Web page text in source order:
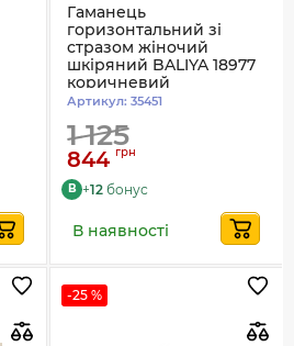
Гаманець
горизонтальний зі
стразом жіночий
шкіряний BALIYA 18977
коричневий
Артикул: 35451
1 125
844 грн
B +12 бонус
В наявності
-25 %